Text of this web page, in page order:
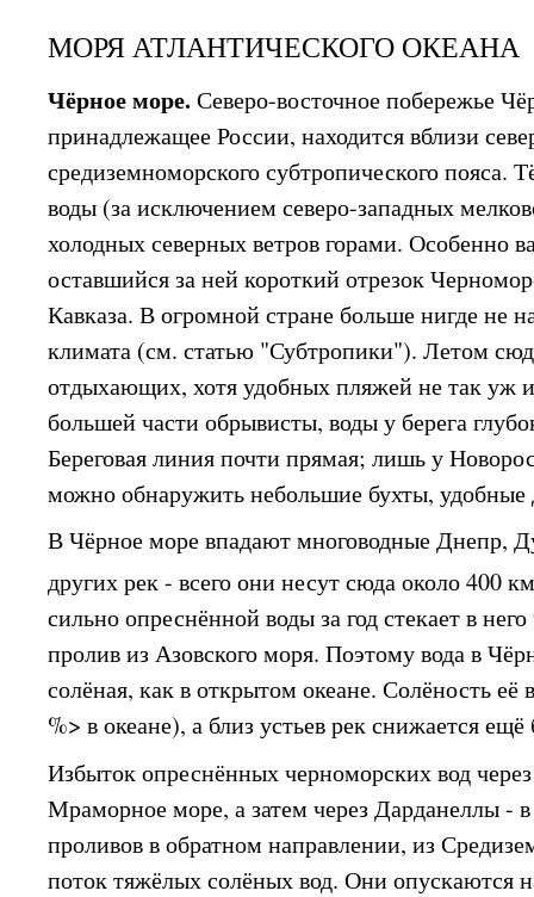
МОРЯ АТЛАНТИЧЕСКОГО ОКЕАНА
Чёрное море.Северо-восточное побережье
принадлежащее России, находится вблизи
средиземноморского субтропического пояса.
воды (за исключением северо-западных
холодных северных ветров горами. Особенно
оставшийся за ней короткий отрезок
Кавказа. В огромной стране больше нигде не
климата (см. статью "Субтропики"). Летом
отдыхающих, хотя удобных пляжей не так уж
большей части обрывисты, воды у берега
Береговая линия почти прямая; лишь у
можно обнаружить небольшие бухты, удобные
В Чёрное море впадают многоводные Днепр,
других рек - всего они несут сюда около 400
сильно опреснённой воды за год стекает в
пролив из Азовского моря. Поэтому вода в
солёная, как в открытом океане. Солёность её
%> в океане), а близ устьев рек снижается
Избыток опреснённых черноморских вод
Мраморное море, а затем через Дарданеллы -
проливов в обратном направлении, из
поток тяжёлых солёных вод. Они опускаются